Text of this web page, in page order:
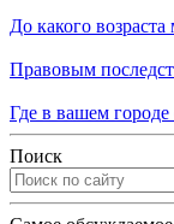
До какого
Правовым
Где в вашем
Поиск